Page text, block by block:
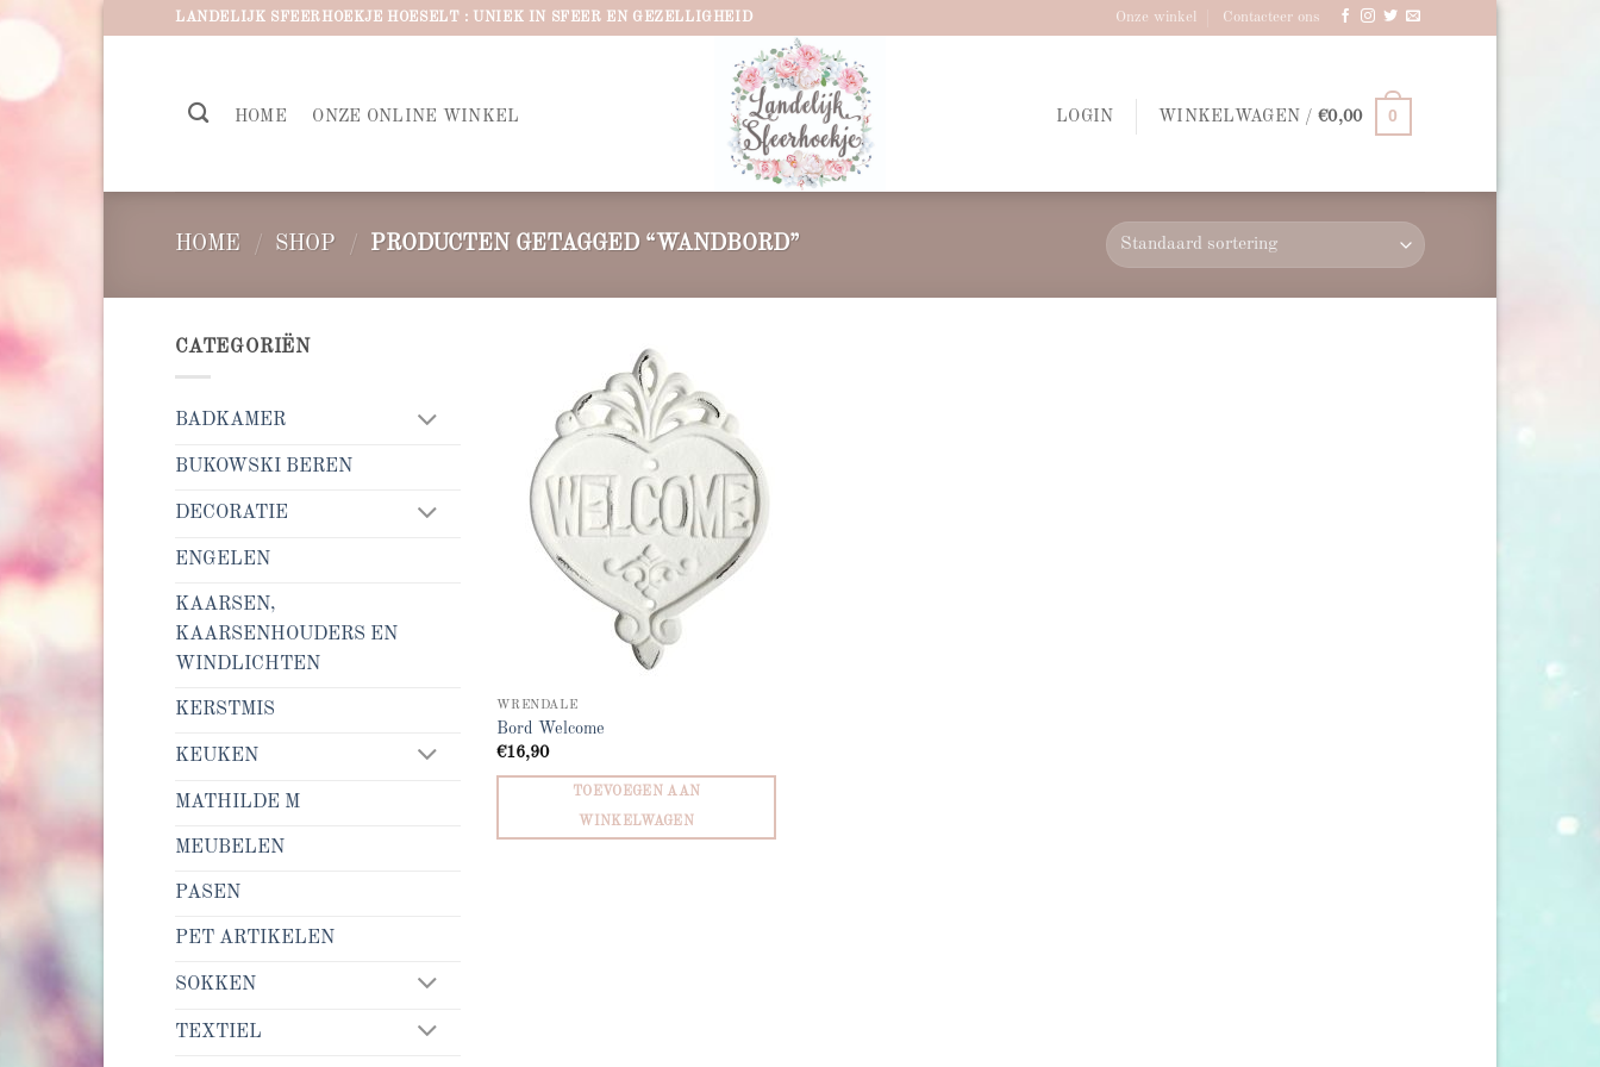
LANDELIJK SFEERHOEKJE HOESELT : UNIEK IN SFEER EN GEZELLIGHEID Onze winkel Contacteer ons
HOME ONZE ONLINE WINKEL LOGIN WINKELWAGEN /€0,00 0
HOME / SHOP / PRODUCTEN GETAGGED “WANDBORD”
CATEGORIËN
BADKAMER
BUKOWSKI BEREN
DECORATIE
ENGELEN
KAARSEN,
KAARSENHOUDERS EN
WINDLICHTEN
KERSTMIS
KEUKEN
MATHILDE M
MEUBELEN
PASEN
PET ARTIKELEN
SOKKEN
TEXTIEL
wishlist
WRENDALE
Bord Welcome
€16,90
TOEVOEGEN AAN
WINKELWAGEN